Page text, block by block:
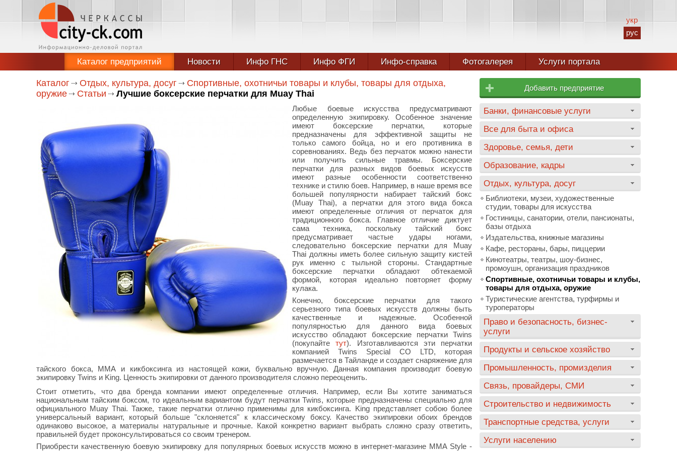
укр
рус
Каталог предприятий Новости Инфо ГНС Инфо ФГИ Инфо-справка Фотогалерея Услуги портала
Каталог Отдых, культура, досуг
Спортивные, охотничьи товары и клубы, товары для отдыха,
оружие
Статьи Лучшие боксерские перчатки для Muay Thai
Любые боевые искусства предусматривают
определенную экипировку. Особенное значение
имеют боксерские перчатки, которые
предназначены для эффективной защиты не
только самого бойца, но и его противника в
соревнованиях. Ведь без перчаток можно нанести
или получить сильные травмы. Боксерские
перчатки для разных видов боевых искусств
имеют разные особенности соответственно
технике и стилю боев. Например, в наше время все
большей популярности набирает тайский бокс
(Muay Thai), а перчатки для этого вида бокса
имеют определенные отличия от перчаток для
традиционного бокса. Главное отличие диктует
сама техника, поскольку тайский бокс
предусматривает частые удары ногами,
следовательно боксерские перчатки для Muay
Thai должны иметь более сильную защиту кистей
рук именно с тыльной стороны. Стандартные
боксерские перчатки обладают обтекаемой
формой, которая идеально повторяет форму
кулака.
Конечно, боксерские перчатки для такого
серьезного типа боевых искусств должны быть
качественные и надежные. Особенной
популярностью для данного вида боевых
искусство обладают боксерские перчатки Twins
(покупайтетут). Изготавливаются эти перчатки
компанией Twins Special CO LTD, которая
размечается в Тайланде и создает снаряжение для
тайского бокса, ММА и кикбоксинга из настоящей кожи, буквально вручную. Данная компания производит боевую
экипировку Twins и King. Ценность экипировки от данного производителя сложно переоценить.
Стоит отметить, что два бренда компании имеют определенные отличия. Например, если Вы хотите заниматься
национальным тайским боксом, то идеальным вариантом будут перчатки Twins, которые предназначены специально для
официального Muay Thai. Также, такие перчатки отлично применимы для кикбоксинга. King представляет собою более
универсальный вариант, который больше "склоняется" к классическому боксу. Качество экипировки обоих брендов
одинаково высокое, а материалы натуральные и прочные. Какой конкретно вариант выбрать сложно сразу ответить,
правильней будет проконсультироваться со своим тренером.
Приобрести качественную боевую экипировку для популярных боевых искусств можно в интернет-магазине MMA Style -
Добавить предприятие
Банки, финансовые услуги
Все для быта и офиса
Здоровье, семья, дети
Образование, кадры
Отдых, культура, досуг
Библиотеки, музеи, художественные
студии, товары для искусства
Гостиницы, санатории, отели, пансионаты,
базы отдыха
Издательства, книжные магазины
Кафе, рестораны, бары, пиццерии
Кинотеатры, театры, шоу-бизнес,
промоушн, организация праздников
Спортивные, охотничьи товары и клубы,
товары для отдыха, оружие
Туристические агентства, турфирмы и
туроператоры
Право и безопасность, бизнес-
услуги
Продукты и сельское хозяйство
Промышленность, промизделия
Связь, провайдеры, СМИ
Строительство и недвижимость
Транспортные средства, услуги
Услуги населению